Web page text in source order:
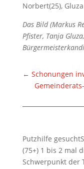
Norbert(25),
Das Bild (Markus
Pfister, Tanja
← Schonungen
Putzhilfe
(75+) 1 bis 2 mal
Schwerpunkt der